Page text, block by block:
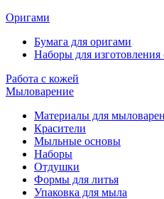
Оригами
Бумага для оригами
Наборы для изготовления
Работа с кожей
Мыловарение
Материалы для
Красители
Мыльные основы
Наборы
Отдушки
Формы для литья
Упаковка для мыла